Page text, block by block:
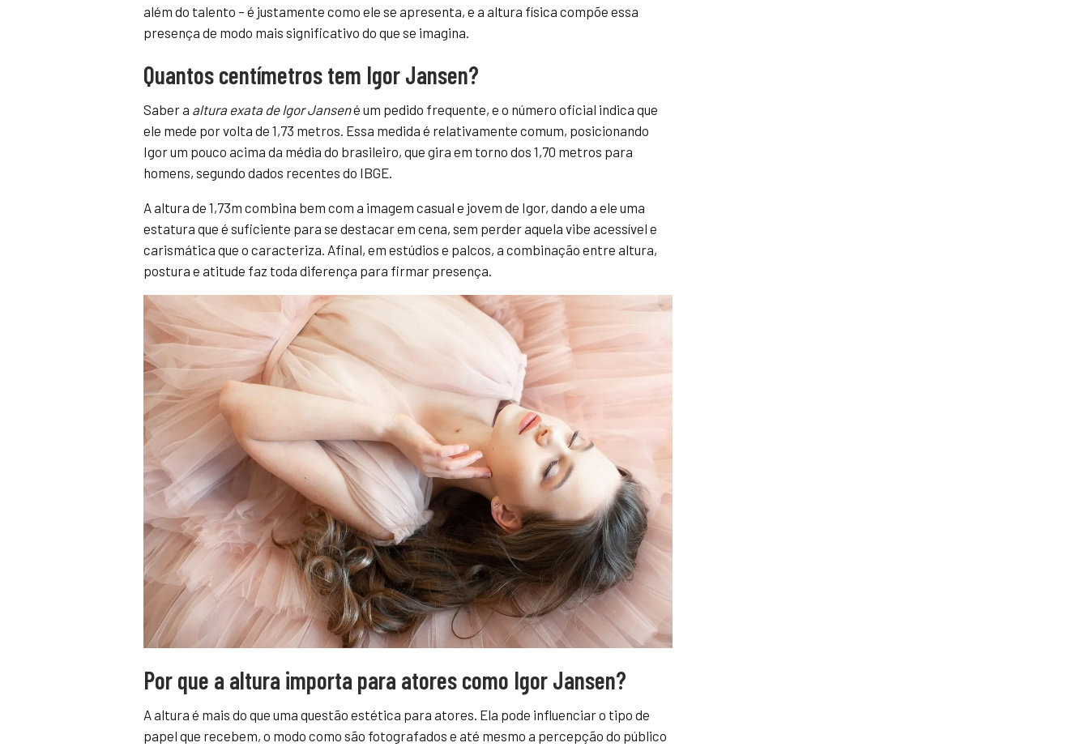
além do talento – é justamente como ele se apresenta, e a altura física compõe essa
presença de modo mais significativo do que se imagina.
Quantos centímetros tem Igor Jansen?
Saber a altura exata de Igor Jansené um pedido frequente, e o número oficial indica que
ele mede por volta de 1,73 metros. Essa medida é relativamente comum, posicionando
Igor um pouco acima da média do brasileiro, que gira em torno dos 1,70 metros para
homens, segundo dados recentes do IBGE.
A altura de 1,73m combina bem com a imagem casual e jovem de Igor, dando a ele uma
estatura que é suficiente para se destacar em cena, sem perder aquela vibe acessível e
carismática que o caracteriza. Afinal, em estúdios e palcos, a combinação entre altura,
postura e atitude faz toda diferença para firmar presença.
Por que a altura importa para atores como Igor Jansen?
A altura é mais do que uma questão estética para atores. Ela pode influenciar o tipo de
papel que recebem, o modo como são fotografados e até mesmo a percepção do público